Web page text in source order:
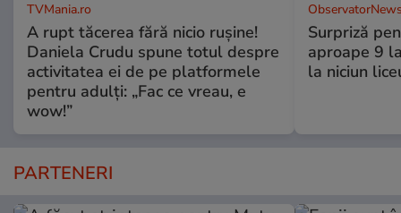
TVMania.ro
A rupt tăcerea fără nicio rușine!
Daniela Crudu spune totul despre
activitatea ei de pe platformele
pentru adulți: „Fac ce vreau, e
wow!”
Surpriză
aproape 9
la niciun
PARTENERI